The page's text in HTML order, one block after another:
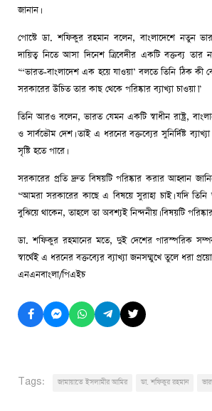
জানান।
পোস্টে ডা. শফিকুর রহমান বলেন, বাংলাদেশে নতুন
দায়িত্ব নিতে আসা দিনেশ ত্রিবেদীর একটি বক্তব্য তার
“‘ভারত-বাংলাদেশ এক হয়ে যাওয়া’ বলতে তিনি ঠিক কী
সরকারের উচিত তার কাছ থেকে পরিষ্কার ব্যাখ্যা চাওয়া।”
তিনি আরও বলেন, ভারত যেমন একটি স্বাধীন রাষ্ট্র,
ও সার্বভৌম দেশ। তাই এ ধরনের বক্তব্যের সুনির্দিষ্ট
সৃষ্টি হতে পারে।
সরকারের প্রতি দ্রুত বিষয়টি পরিষ্কার করার আহ্বান
“আমরা সরকারের কাছে এ বিষয়ে সুরাহা চাই। যদি
বুঝিয়ে থাকেন, তাহলে তা অবশ্যই নিন্দনীয়। বিষয়টি
ডা. শফিকুর রহমানের মতে, দুই দেশের পারস্পরিক
স্বার্থেই এ ধরনের বক্তব্যের ব্যাখ্যা জনসম্মুখে তুলে ধরা
এনএনবাংলা/পিএইচ
Tags: জামায়াতে ইসলামীর আমির ডা. শফিকুর রহমান